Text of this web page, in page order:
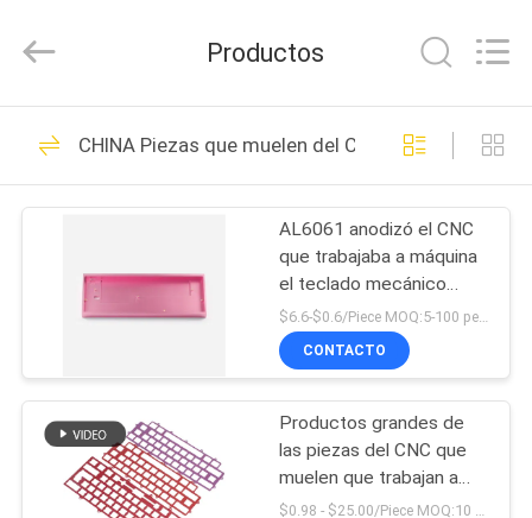
CASA.
SOBRE
RECORRIDO
POR
Tuofa
Technology
All
Reserved.
Piezas que trabajan
a máquina del CNC
306
Piezas que muelen
del CNC
102
Productos
CHINA Piezas que muelen del CNC
AL6061 anodizó el CNC
que trabajaba a máquina
el teclado mecánico
Shell Beadblasting
$6.6-$0.6/Piece MOQ:5-100 pedazos
CONTACTO
Productos grandes de
las piezas del CNC que
muelen que trabajan a
máquina el teclado